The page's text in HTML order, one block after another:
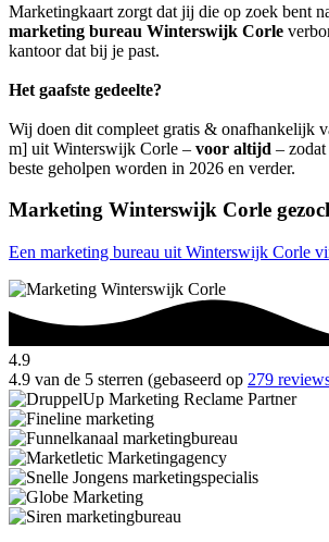
Marketingkaart zorgt dat jij die op zoek bent
marketing bureau Winterswijk Corle
kantoor dat bij je past.
Het gaafste gedeelte?
Wij doen dit compleet gratis & onafhankelijk
m] uit Winterswijk Corle – voor altijd –
beste geholpen worden in 2026 en verder.
Marketing Winterswijk Corle
Een marketing bureau uit Winterswijk Corle
4.9
4.9 van de 5 sterren (gebaseerd op 279